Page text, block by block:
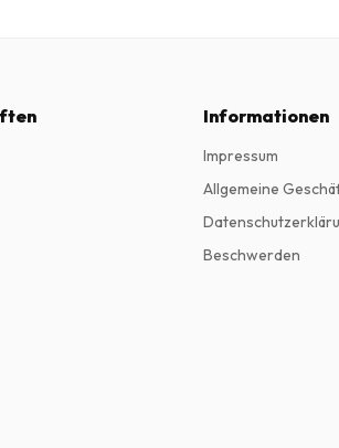
Informationen
Impressum
Allgemeine
Beschwerden